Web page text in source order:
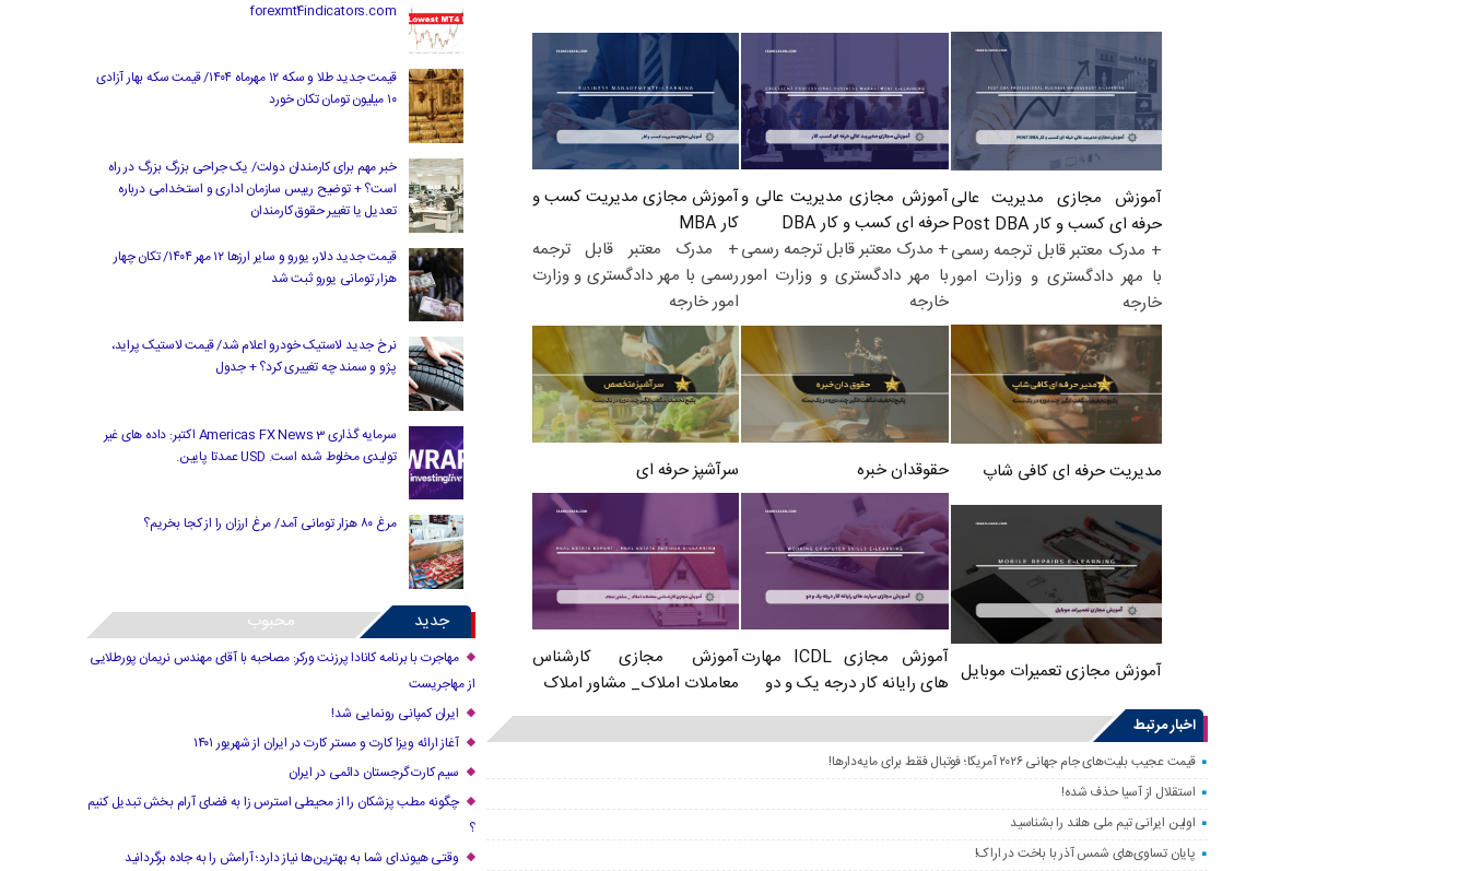
آموزش مجازی مدیریت عالی
حرفه ای کسب و کار Post DBA
+ مدرک معتبر قابل ترجمه رسمی
با مهر دادگستری و وزارت امور
خارجه
آموزش مجازی مدیریت عالی و
حرفه ای کسب و کار DBA
+ مدرک معتبر قابل ترجمه رسمی
با مهر دادگستری و وزارت امور
خارجه
آموزش مجازی مدیریت کسب و
کار MBA
+ مدرک معتبر قابل ترجمه
رسمی با مهر دادگستری و وزارت
امور خارجه
مدیریت حرفه ای کافی شاپ حقوقدان خبره سرآشپز حرفه ای
آموزش مجازی تعمیرات موبایل
آموزش مجازی ICDL مهارت
های رایانه کار درجه یک و دو
آموزش مجازی کارشناس
معاملات املاک_ مشاور املاک
اخبار مرتبط
قیمت عجیب بلیت‌های جام جهانی ۲۰۲۶ آمریکا؛ فوتبال فقط برای مایه‌دارها!
استقلال از آسیا حذف شده!
اولین ایرانی تیم ملی هلند را بشناسید
پایان تساوی‌های شمس آذر با باخت در اراک!
forexmt4indicators.com
قیمت جدید طلا و سکه ۱۲ مهرماه ۱۴۰۴/ قیمت سکه بهار آزادی
۱۰ میلیون تومان تکان خورد
خبر مهم برای کارمندان دولت/ یک جراحی بزرگ بزرگ در راه
است؟ + توضیح رییس سازمان اداری و استخدامی درباره
تعدیل یا تغییر حقوق کارمندان
قیمت جدید دلار، یورو و سایر ارزها ۱۲ مهر ۱۴۰۴/ تکان چهار
هزار تومانی یورو ثبت شد
نرخ جدید لاستیک خودرو اعلام شد/ قیمت لاستیک پراید،
پژو و سمند چه تغییری کرد؟ + جدول
سرمایه گذاری Americas FX News 3 اکتبر: داده های غیر
تولیدی مخلوط شده است. USD عمدتا پایین.
مرغ ۸۰ هزار تومانی آمد/ مرغ ارزان را از کجا بخریم؟
جدید محبوب
مهاجرت با برنامه کانادا پرزنت ورکر: مصاحبه با آقای مهندس نریمان پورطلایی
از مهاجریست
ایران کمپانی رونمایی شد!
آغاز ارائه ویزا کارت و مستر کارت در ایران از شهریور ۱۴۰۱
سیم کارت گرجستان دائمی در ایران
چگونه مطب پزشکان را از محیطی استرس زا به فضای آرام بخش تبدیل کنیم
؟
وقتی هیوندای شما به بهترین‌ها نیاز دارد؛ آرامش را به جاده برگردانید